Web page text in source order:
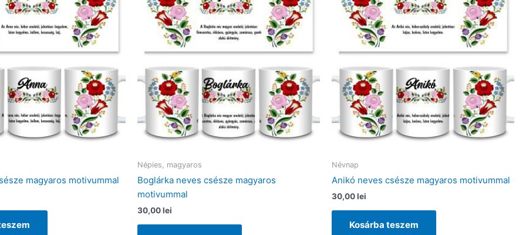
magyaros motivummal
Népies, magyaros
Boglárka neves csésze magyaros
motivummal
30,00lei
Névnap
Anikó neves csésze magyaros motivummal
30,00lei
Kosárba teszem